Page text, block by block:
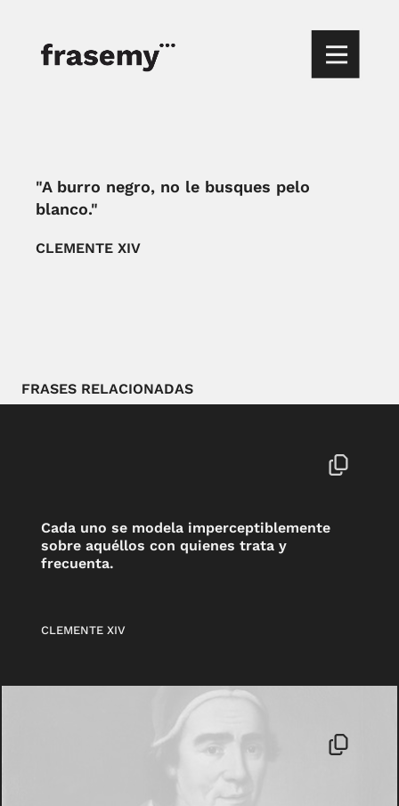
"A burro negro, no le busques pelo
blanco."
CLEMENTE XIV
FRASES RELACIONADAS
Cada uno se modela imperceptiblemente
sobre aquéllos con quienes trata y
frecuenta.
CLEMENTE XIV